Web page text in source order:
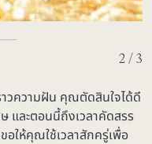
2 / 3
วความฝัน คุณตัดสินใจได้ดี
และตอนนี้ถึงเวลาคัดสรร
ให้คุณใช้เวลาสักครู่เพื่อ